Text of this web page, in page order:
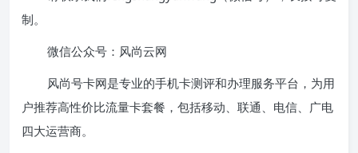
制。
微信公众号：风尚云网
风尚号卡网是专业的手机卡测评和办理服务平台，为用
户推荐高性价比流量卡套餐，包括移动、联通、电信、广电
四大运营商。